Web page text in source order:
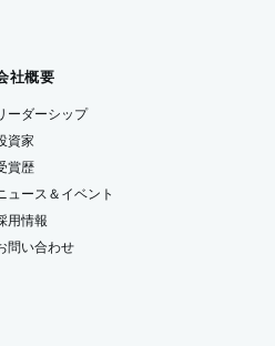
社概要
ーダーシップ
資家
賞歴
ュース＆イベント
用情報
問い合わせ